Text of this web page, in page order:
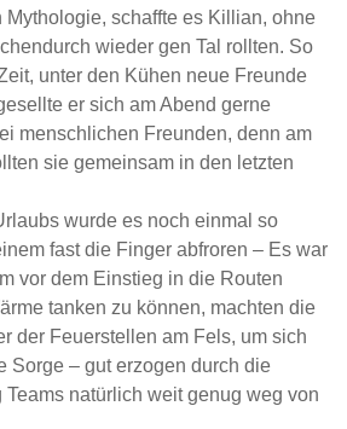
schaffte es Killian, ohne
wieder gen Tal rollten. So
unter den Kühen neue Freunde
er sich am Abend gerne
menschlichen Freunden, denn am
sie gemeinsam in den letzten
wurde es noch einmal so
fast die Finger abfroren – Es war
vor dem Einstieg in die Routen
tanken zu können, machten die
der Feuerstellen am Fels, um sich
Sorge – gut erzogen durch die
natürlich weit genug weg von